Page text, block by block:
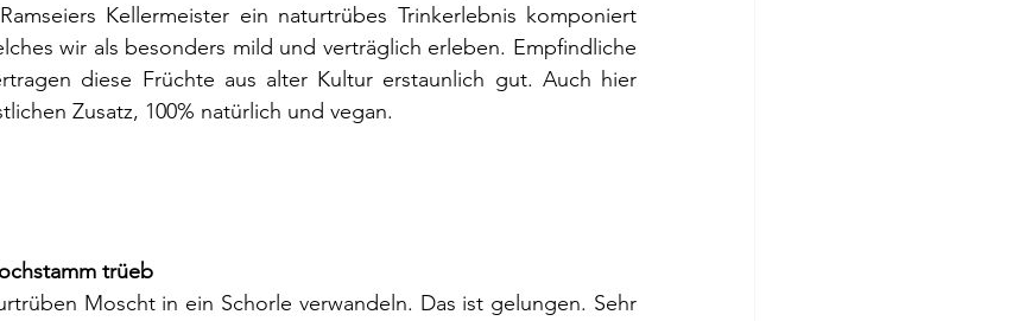
Kellermeister ein naturtrübes Trinkerlebnis komponiert
wir als besonders mild und verträglich erleben. Empfindliche
diese Früchte aus alter Kultur erstaunlich gut. Auch hier
Zusatz, 100% natürlich und vegan.
trüeb
Moscht in ein Schorle verwandeln. Das ist gelungen. Sehr